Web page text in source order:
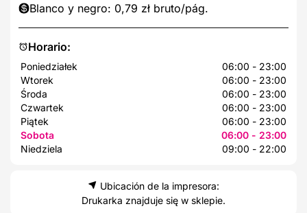
Horario:
Poniedziałek
06:00 - 23:00
Wtorek
06:00 - 23:00
Środa
06:00 - 23:00
Czwartek
06:00 - 23:00
Piątek
06:00 - 23:00
Sobota
06:00 - 23:00
Niedziela
09:00 - 22:00
Blanco y negro: 0,79 zł bruto/pág.
Ubicación de la impresora:
Drukarka znajduje się w sklepie.